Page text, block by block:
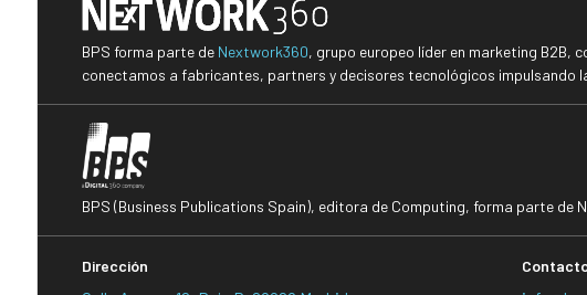
BPS forma parte de Nextwork360, grupo europeo líder en marketing B2B,
conectamos a fabricantes, partners y decisores tecnológicos impulsando
BPS (Business Publications Spain), editora de Computing, forma parte de
Dirección